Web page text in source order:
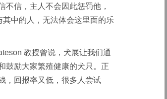
信，主人不会因此惩罚他，
其中的人，无法体会这里面的乐
教授曾说，犬展让我们通
鼓励大家繁殖健康的犬只。正
，回报率又低，很多人尝试